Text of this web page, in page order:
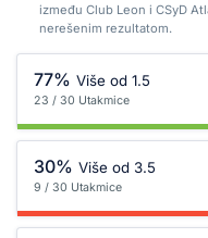
između Club Leon i CSyD
nerešenim rezultatom.
77% Više od 1.5
23 / 30 Utakmice
30% Više od 3.5
9 / 30 Utakmice